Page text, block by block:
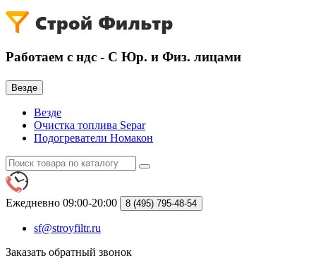
Работаем с ндс - С Юр. и Физ. лицами
Везде
Везде
Очистка топлива Separ
Подогреватели Номакон
Ежедневно 09:00-20:00 8 (495) 795-48-54
sf@stroyfiltr.ru
Заказать обратный звонок